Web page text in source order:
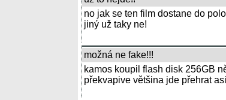
no jak se ten film dostane do
jiný už taky ne!
možná ne fake!!!
kamos koupil flash disk 256GB
překvapive většina jde přehrat